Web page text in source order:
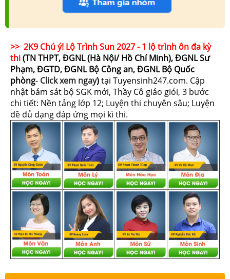
>> 2K9 Chú ý! Lộ Trình Sun 2027 - 1 lộ trình ôn đa kỳ
thi(TN THPT, ĐGNL (Hà Nội/ Hồ Chí Minh), ĐGNL Sư
Phạm, ĐGTD, ĐGNL Bộ Công an, ĐGNL Bộ Quốc
phòng- Click xem ngay)tại Tuyensinh247.com. Cập
nhật bám sát bộ SGK mới, Thầy Cô giáo giỏi, 3 bước
chi tiết: Nền tảng lớp 12; Luyện thi chuyên sâu; Luyện
đề đủ dạng đáp ứng mọi kì thi.